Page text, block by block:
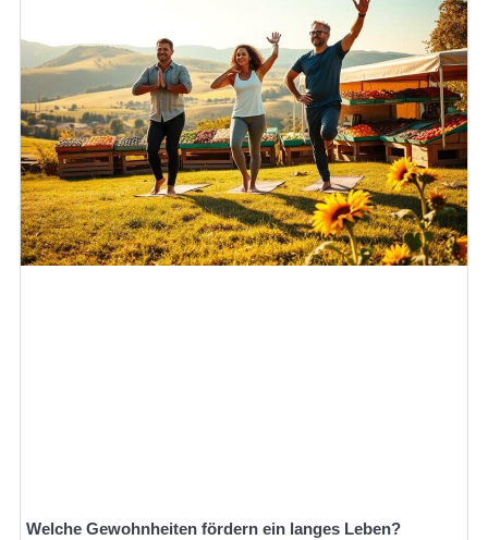
Welche Gewohnheiten fördern ein langes Leben?